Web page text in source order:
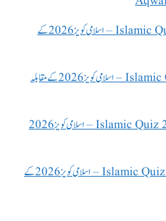
Islamic Quiz 2026 In Urdu – اسلامی کویز 2026 کے
Islamic Quiz 2026 In Urdu – اسلامی کویز 2026 کے مقابلہ
Islamic Quiz 2026 In Urdu – اسلامی کویز 2026
Islamic Quiz 2026 In Urdu – اسلامی کویز 2026 کے